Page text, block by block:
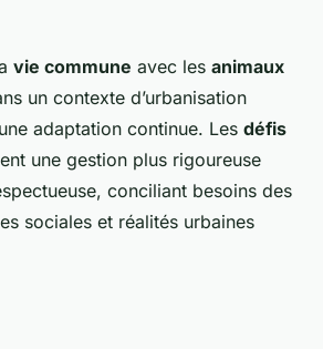
vie commune avec les animaux
un contexte d’urbanisation
adaptation continue. Les défis
une gestion plus rigoureuse
conciliant besoins des
sociales et réalités urbaines